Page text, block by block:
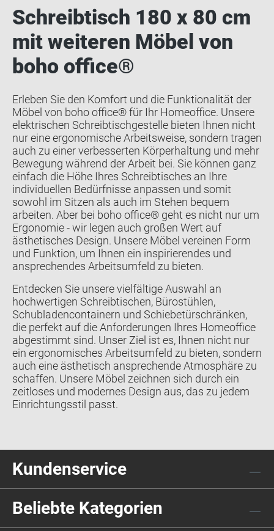
Schreibtisch 180 x 80 cm
mit weiteren Möbel von
boho office®
Erleben Sie den Komfort und die Funktionalität der
Möbel von boho office® für Ihr Homeoffice. Unsere
elektrischen Schreibtischgestelle bieten Ihnen nicht
nur eine ergonomische Arbeitsweise, sondern tragen
auch zu einer verbesserten Körperhaltung und mehr
Bewegung während der Arbeit bei. Sie können ganz
einfach die Höhe Ihres Schreibtisches an Ihre
individuellen Bedürfnisse anpassen und somit
sowohl im Sitzen als auch im Stehen bequem
arbeiten. Aber bei boho office® geht es nicht nur um
Ergonomie - wir legen auch großen Wert auf
ästhetisches Design. Unsere Möbel vereinen Form
und Funktion, um Ihnen ein inspirierendes und
ansprechendes Arbeitsumfeld zu bieten.
Entdecken Sie unsere vielfältige Auswahl an
hochwertigen Schreibtischen, Bürostühlen,
Schubladencontainern und Schiebetürschränken,
die perfekt auf die Anforderungen Ihres Homeoffice
abgestimmt sind. Unser Ziel ist es, Ihnen nicht nur
ein ergonomisches Arbeitsumfeld zu bieten, sondern
auch eine ästhetisch ansprechende Atmosphäre zu
schaffen. Unsere Möbel zeichnen sich durch ein
zeitloses und modernes Design aus, das zu jedem
Einrichtungsstil passt.
Kundenservice
Beliebte Kategorien